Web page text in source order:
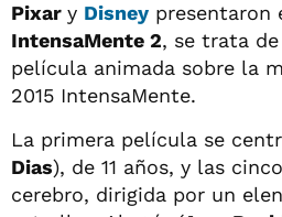
Pixar y Disney presentaron
IntensaMente 2, se trata
película animada sobre la
2015 IntensaMente.
La primera película se
Dias), de 11 años, y las
cerebro, dirigida por un